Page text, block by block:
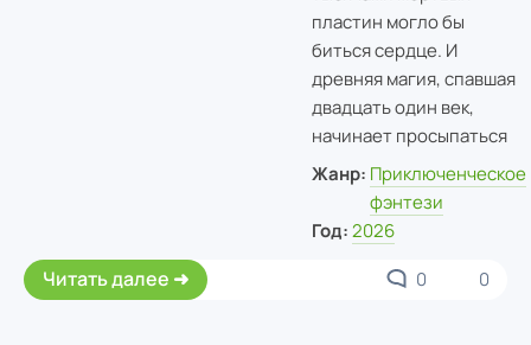
пластин могло бы
биться сердце. И
древняя магия, спавшая
двадцать один век,
начинает просыпаться
Жанр: Приключенческое
фэнтези
Год: 2026
Читать далее 0 0